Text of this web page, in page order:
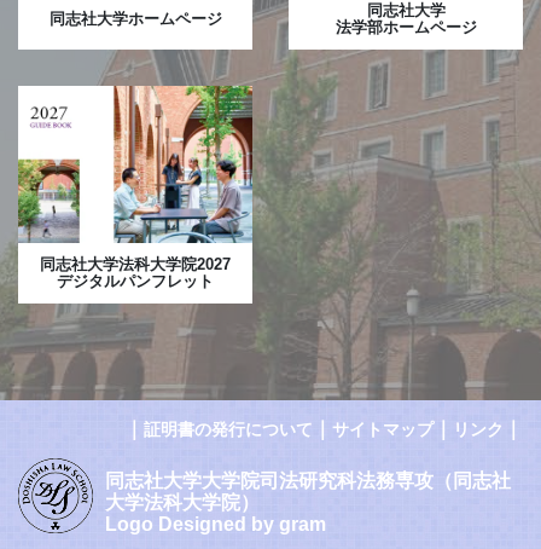
同志社大学ホームページ
同志社大学
法学部ホームページ
同志社大学法科大学院2027
デジタルパンフレット
証明書の発行について サイトマップ｜ リンク
同志社大学大学院司法研究科法務専攻（同志社
大学法科大学院）
Logo Designed by gram